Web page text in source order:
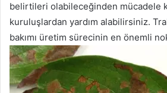
belirtileri olabileceğinden mücadele
kuruluşlardan yardım alabilirsiniz.
bakımı üretim sürecinin en önemli